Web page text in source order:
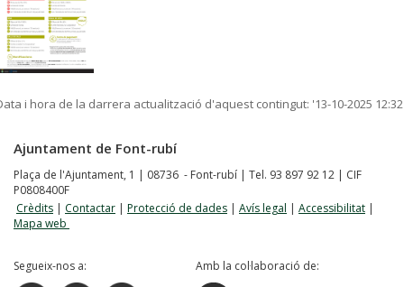
i hora de la darrera actualització d'aquest contingut: '13-10-2025 12:32
Ajuntament de Font-rubí
Plaça de l'Ajuntament, 1 | 08736 - Font-rubí | Tel. 93 897 92 12 | CIF
P0808400F
Crèdits | Contactar | Protecció de dades | Avís legal | Accessibilitat |
Mapa web
Segueix-nos a: Amb la col·laboració de: